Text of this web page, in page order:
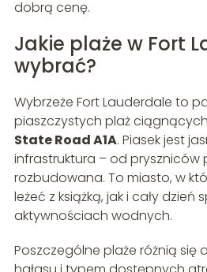
dobrą cenę.
Jakie plaże w Fort
wybrać?
Wybrzeże Fort Lauderdale to
piaszczystych plaż ciągnących
State Road A1A. Piasek jest
infrastruktura – od pryszniców
rozbudowana. To miasto, w
leżeć z książką, jak i cały dzień
aktywnościach wodnych.
Poszczególne plaże różnią się